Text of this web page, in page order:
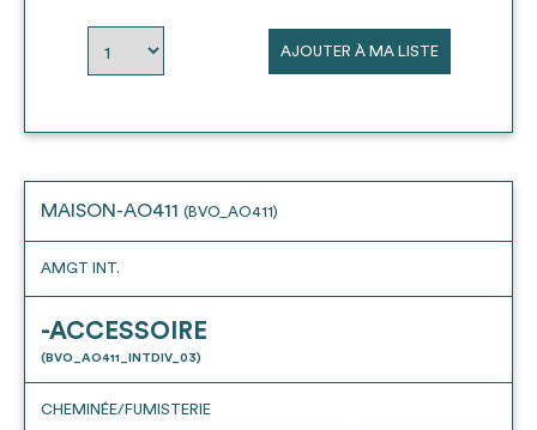
AJOUTER À MA LISTE
MAISON-AO411 (BVO_AO411)
AMGT INT.
-ACCESSOIRE
(BVO_AO411_INTDIV_03)
CHEMINÉE/FUMISTERIE